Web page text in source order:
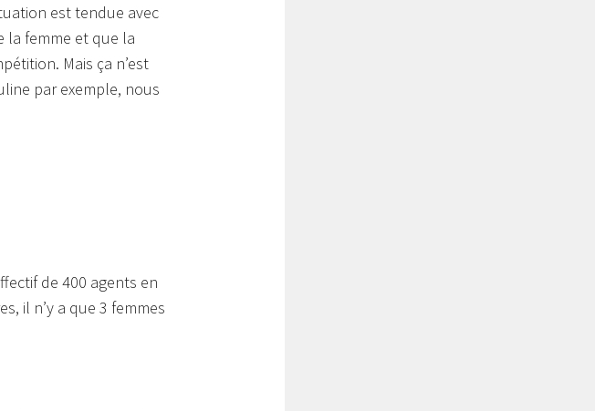
est tendue avec
la femme et que la
Mais ça n’est
par exemple, nous
de 400 agents en
il n’y a que 3 femmes